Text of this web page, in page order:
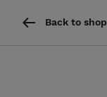
Back to shop